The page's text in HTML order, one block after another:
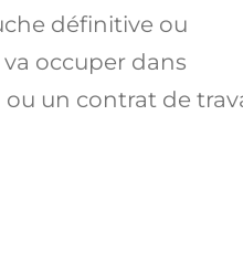
définitive ou
occuper dans
ou un contrat de